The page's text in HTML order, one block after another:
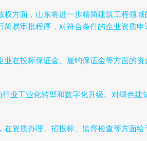
方面，山东将进一步精简建筑工程领域
易审批程序，对符合条件的企业资质申
在投标保证金、履约保证金等方面的资
业工业化转型和数字化升级。对绿色建
资质办理、招投标、监督检查等方面给